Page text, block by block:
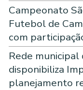
Campeonato
Futebol de
com
Rede municipal
disponibiliza
planejamento